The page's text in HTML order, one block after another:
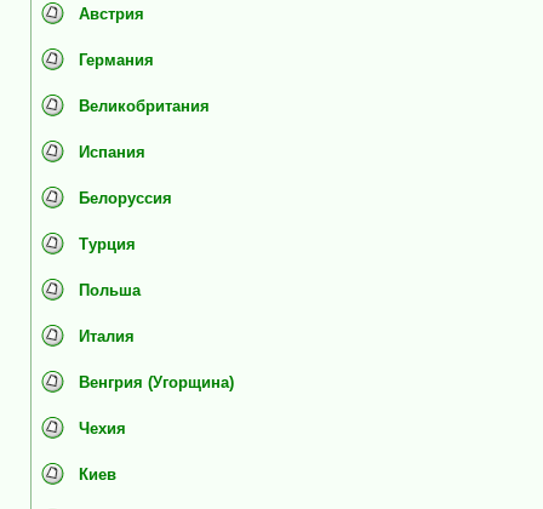
Австрия
Германия
Великобритания
Испания
Белоруссия
Турция
Польша
Италия
Венгрия (Угорщина)
Чехия
Киев